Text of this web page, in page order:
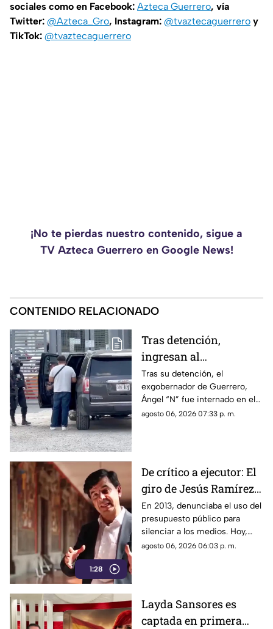
sociales como en Facebook: Azteca Guerrero, vía
Twitter: @Azteca_Gro, Instagram: @tvaztecaguerrero y
TikTok: @tvaztecaguerrero
¡No te pierdas nuestro contenido, sigue a
TV Azteca Guerrero en Google News!
CONTENIDO RELACIONADO
Tras detención,
ingresan al
exgobernador Ángel
"N" al penal del
Altiplano
Tras su detención, el
exgobernador de Guerrero,
Ángel “N” fue internado en el
penal del Altiplano; esto es lo
agosto 06, 2026 07:33 p. m.
1:28
De crítico a ejecutor: El
giro de Jesús Ramírez
Cuevas sobre la
censura y la publicidad
oficial
En 2013, denunciaba el uso del
presupuesto público para
silenciar a los medios. Hoy,
Jesús Ramírez Cuevas es
agosto 06, 2026 06:03 p. m.
Layda Sansores es
captada en primera